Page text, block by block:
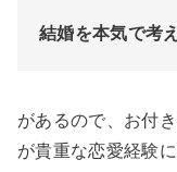
結婚を本気で考
があるので、お付
が貴重な恋愛経験